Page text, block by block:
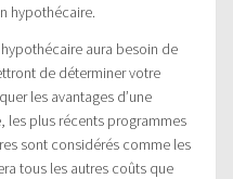
hypothécaire.
aura besoin de
de déterminer votre
les avantages d’une
les plus récents programmes
sont considérés comme les
tous les autres coûts que